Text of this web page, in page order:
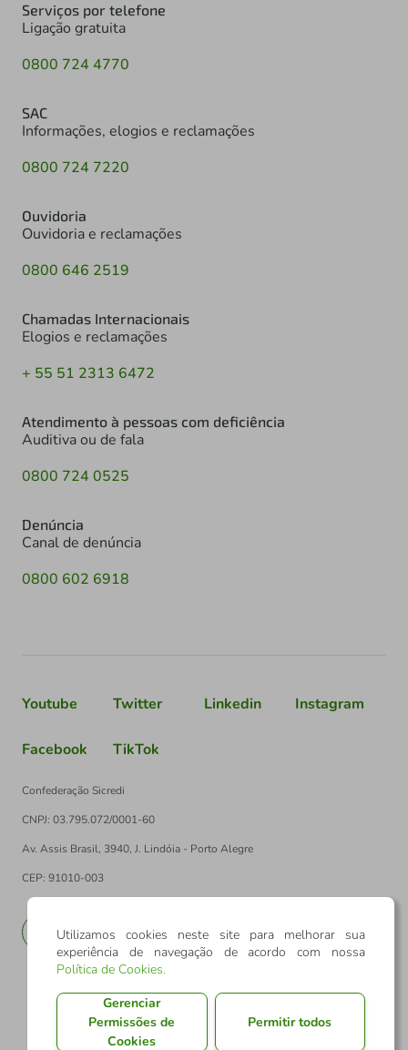
Serviços por telefone
Ligação gratuita
0800 724 4770
SAC
Informações, elogios e reclamações
0800 724 7220
Ouvidoria
Ouvidoria e reclamações
0800 646 2519
Chamadas Internacionais
Elogios e reclamações
+ 55 51 2313 6472
Atendimento à pessoas com deficiência
Auditiva ou de fala
0800 724 0525
Denúncia
Canal de denúncia
0800 602 6918
Youtube Twitter Linkedin Instagram
Facebook TikTok
Confederação Sicredi
CNPJ: 03.795.072/0001-60
Av. Assis Brasil, 3940, J. Lindóia - Porto Alegre
CEP: 91010-003
EN
Utilizamos cookies neste site para melhorar sua
experiência de navegação de acordo com nossa
Política de Cookies.
Gerenciar
Permissões de
Cookies
Permitir todos